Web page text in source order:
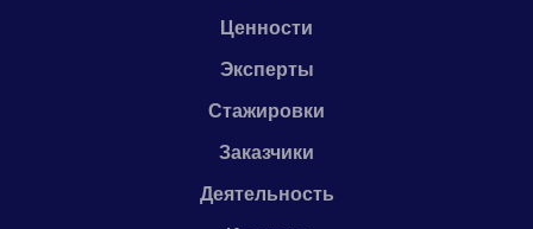
Ценности
Эксперты
Стажировки
Заказчики
Деятельность